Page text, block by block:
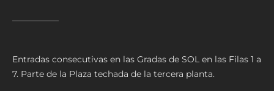
Entradas consecutivas en las Gradas de SOL en las Filas 1 a
7. Parte de la Plaza techada de la tercera planta.